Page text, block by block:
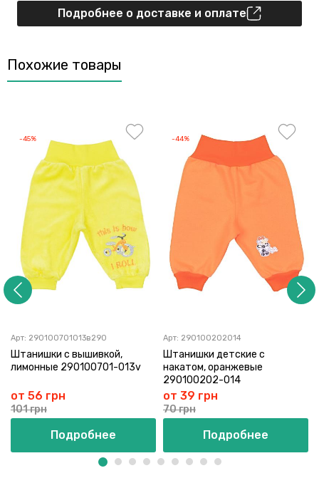
Подробнее о доставке и оплате
Похожие товары
-45%
Арт: 290100701013в290
Штанишки с вышивкой,
лимонные 290100701-013v
от 56 грн
101 грн
Подробнее
-44%
Арт: 290100202014
Штанишки детские с
накатом, оранжевые
290100202-014
от 39 грн
70 грн
Подробнее